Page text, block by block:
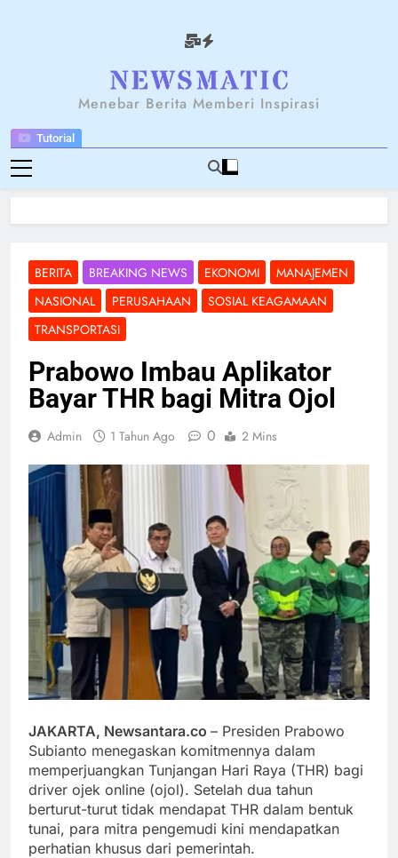
Tutorial
NEWSANTARA
Menebar Berita Memberi Inspirasi
BERITA BREAKING NEWS EKONOMI
MANAJEMEN
NASIONAL
PERUSAHAAN
SOSIAL KEAGAMAAN
TRANSPORTASI
Prabowo Imbau Aplikator
Bayar THR bagi Mitra Ojol
Admin 1 Tahun Ago 0 2 Mins
JAKARTA, Newsantara.co – Presiden Prabowo
Subianto menegaskan komitmennya dalam
memperjuangkan Tunjangan Hari Raya (THR) bagi
driver ojek online (ojol). Setelah dua tahun
berturut-turut tidak mendapat THR dalam bentuk
tunai, para mitra pengemudi kini mendapatkan
perhatian khusus dari pemerintah.